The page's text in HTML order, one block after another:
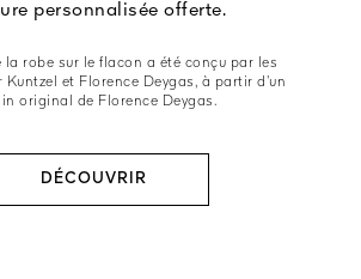
personnalisée offerte.
la robe sur le flacon a été conçu par les
et Florence Deygas, à partir d’un
original de Florence Deygas.
DÉCOUVRIR